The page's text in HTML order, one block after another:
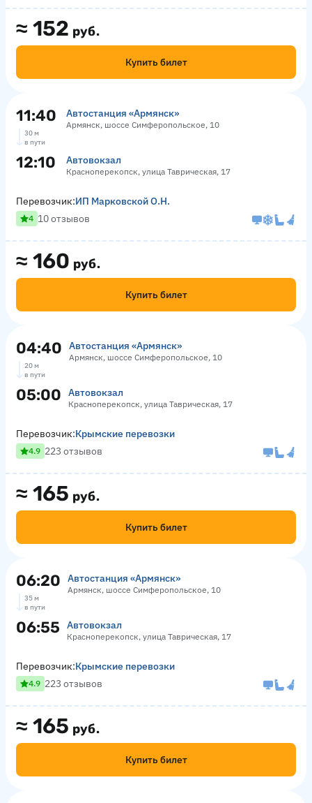
≈ 152 руб.
Купить билет
11:40 Автостанция «Армянск»
Армянск, шоссе Симферопольское, 10
30 м
в пути
12:10 Автовокзал
Красноперекопск, улица Таврическая, 17
≈ 160 руб.
Купить билет
Перевозчик:ИП Марковской О.Н.
4 10 отзывов
04:40 Автостанция «Армянск»
Армянск, шоссе Симферопольское, 10
20 м
в пути
05:00 Автовокзал
Красноперекопск, улица Таврическая, 17
≈ 165 руб.
Купить билет
Перевозчик:Крымские перевозки
4.9 223 отзывов
06:20 Автостанция «Армянск»
Армянск, шоссе Симферопольское, 10
35 м
в пути
06:55 Автовокзал
Красноперекопск, улица Таврическая, 17
≈ 165 руб.
Купить билет
Перевозчик:Крымские перевозки
4.9 223 отзывов